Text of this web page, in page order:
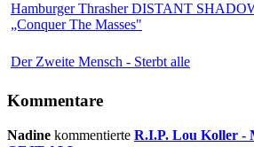
Hamburger Thrasher DISTANT
„Conquer The Masses"
Der Zweite Mensch - Sterbt alle
Kommentare
Nadine kommentierte R.I.P. Lou Koller -